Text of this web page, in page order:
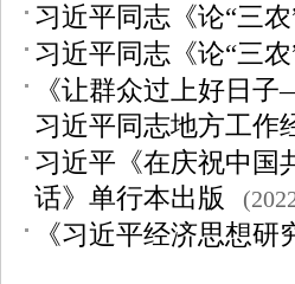
习近平同志《论“三
习近平同志《论“三
《让群众过上好日
习近平同志地方工作
习近平《在庆祝中国
话》单行本出版
《习近平经济思想